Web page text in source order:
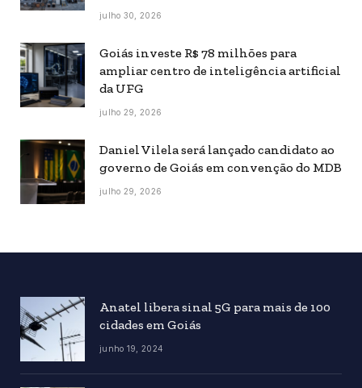
julho 30, 2026
Goiás investe R$ 78 milhões para
ampliar centro de inteligência artificial
da UFG
julho 29, 2026
Daniel Vilela será lançado candidato ao
governo de Goiás em convenção do MDB
julho 29, 2026
Anatel libera sinal 5G para mais de 100
cidades em Goiás
junho 19, 2024